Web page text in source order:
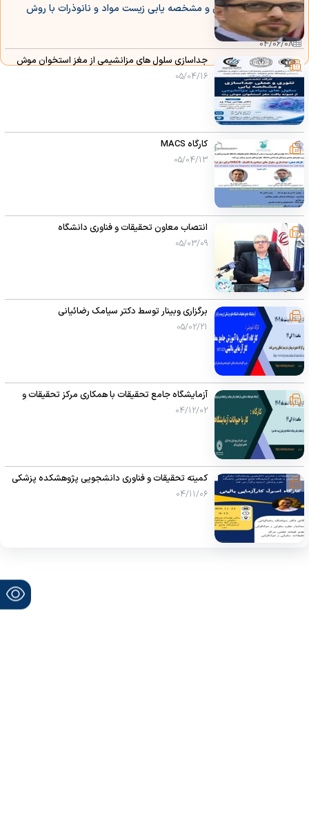
برگزاری کارگاه شناسایی و مشخصه یابی زیست مواد و نانوذرات با روش
های دستگاهی
04/06/08
جداسازی سلول های مزانشیمی از مغز استخوان موش
05/04/16
کارگاه MACS
05/04/13
انتصاب معاون تحقیقات و فناوری دانشگاه
05/03/09
برگزاری وبینار توسط دکتر سیامک رضائیانی
05/02/21
آزمایشگاه جامع تحقیقات با همکاری مرکز تحقیقات و
تکثیر حیوانات و مرکز تحقیقات نوروفیزیولوژی دانشگاه
علوم پزشکی ارومیه برگزار می کند:
04/12/02
کمیته تحقیقات و فناوری دانشجویی پژوهشکده پزشکی
سلولی و مولکولی با همکاری آزمایشگاه جامع تحقیقاتی
دانشگاه علوم پزشکی ارومیه برگزار می کند:
04/11/06